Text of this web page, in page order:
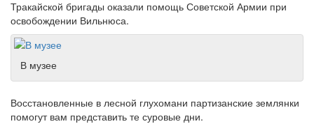
Тракайской бригады оказали помощь Советской Армии при
освобождении Вильнюса.
В музее
Восстановленные в лесной глухомани партизанские землянки
помогут вам представить те суровые дни.